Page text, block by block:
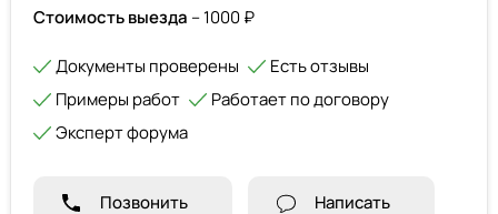
Стоимость выезда – 1000 ₽
Документы проверены
Есть отзывы
Примеры работ
Работает по договору
Эксперт форума
Позвонить Написать